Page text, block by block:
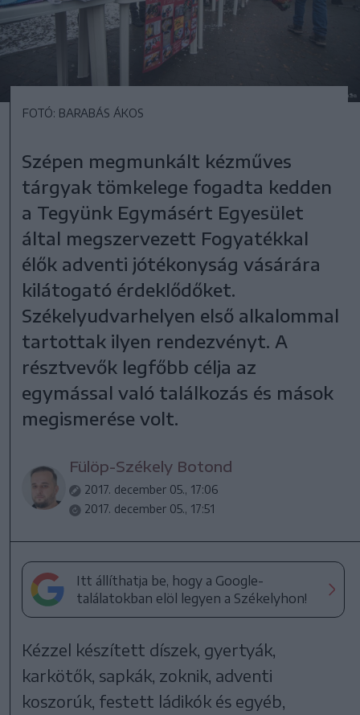
FOTÓ: BARABÁS ÁKOS
Szépen megmunkált kézműves
tárgyak tömkelege fogadta kedden
a Tegyünk Egymásért Egyesület
által megszervezett Fogyatékkal
élők adventi jótékonyság vásárára
kilátogató érdeklődőket.
Székelyudvarhelyen első alkalommal
tartottak ilyen rendezvényt. A
résztvevők legfőbb célja az
egymással való találkozás és mások
megismerése volt.
Fülöp-Székely Botond
2017. december 05., 17:06
2017. december 05., 17:51
Itt állíthatja be, hogy a Google-
találatokban elöl legyen a Székelyhon!
Kézzel készített díszek, gyertyák,
karkötők, sapkák, zoknik, adventi
koszorúk, festett ládikók és egyéb,